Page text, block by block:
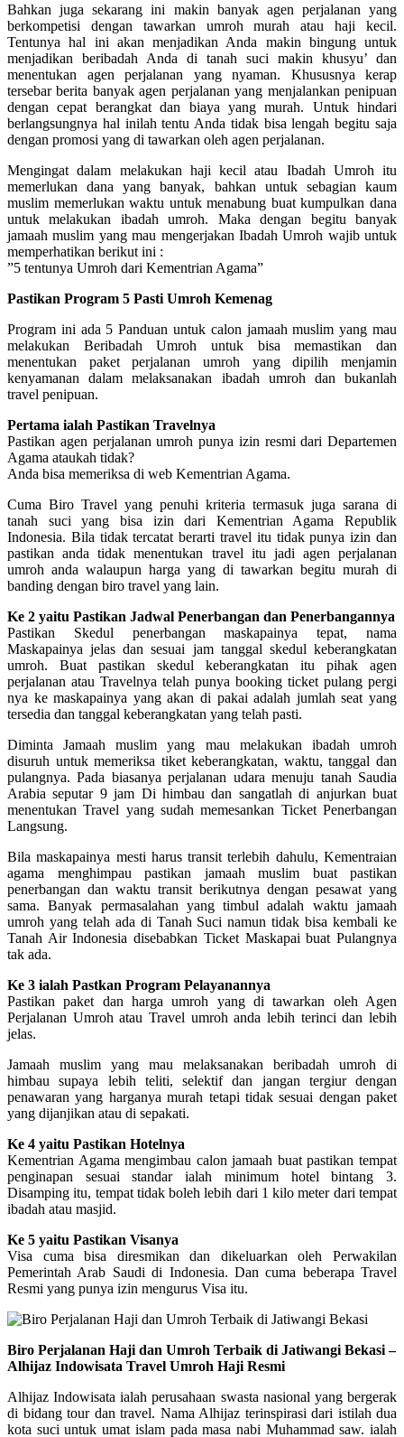
Bahkan juga sekarang ini makin banyak agen perjalanan yang
berkompetisi dengan tawarkan umroh murah atau haji kecil.
Tentunya hal ini akan menjadikan Anda makin bingung untuk
menjadikan beribadah Anda di tanah suci makin khusyu’ dan
menentukan agen perjalanan yang nyaman. Khususnya kerap
tersebar berita banyak agen perjalanan yang menjalankan penipuan
dengan cepat berangkat dan biaya yang murah. Untuk hindari
berlangsungnya hal inilah tentu Anda tidak bisa lengah begitu saja
dengan promosi yang di tawarkan oleh agen perjalanan.
Mengingat dalam melakukan haji kecil atau Ibadah Umroh itu
memerlukan dana yang banyak, bahkan untuk sebagian kaum
muslim memerlukan waktu untuk menabung buat kumpulkan dana
untuk melakukan ibadah umroh. Maka dengan begitu banyak
jamaah muslim yang mau mengerjakan Ibadah Umroh wajib untuk
memperhatikan berikut ini :
”5 tentunya Umroh dari Kementrian Agama”
Pastikan Program 5 Pasti Umroh Kemenag
Program ini ada 5 Panduan untuk calon jamaah muslim yang mau
melakukan Beribadah Umroh untuk bisa memastikan dan
menentukan paket perjalanan umroh yang dipilih menjamin
kenyamanan dalam melaksanakan ibadah umroh dan bukanlah
travel penipuan.
Pertama ialah Pastikan Travelnya
Pastikan agen perjalanan umroh punya izin resmi dari Departemen
Agama ataukah tidak?
Anda bisa memeriksa di web Kementrian Agama.
Cuma Biro Travel yang penuhi kriteria termasuk juga sarana di
tanah suci yang bisa izin dari Kementrian Agama Republik
Indonesia. Bila tidak tercatat berarti travel itu tidak punya izin dan
pastikan anda tidak menentukan travel itu jadi agen perjalanan
umroh anda walaupun harga yang di tawarkan begitu murah di
banding dengan biro travel yang lain.
Ke 2 yaitu Pastikan Jadwal Penerbangan dan Penerbangannya
Pastikan Skedul penerbangan maskapainya tepat, nama
Maskapainya jelas dan sesuai jam tanggal skedul keberangkatan
umroh. Buat pastikan skedul keberangkatan itu pihak agen
perjalanan atau Travelnya telah punya booking ticket pulang pergi
nya ke maskapainya yang akan di pakai adalah jumlah seat yang
tersedia dan tanggal keberangkatan yang telah pasti.
Diminta Jamaah muslim yang mau melakukan ibadah umroh
disuruh untuk memeriksa tiket keberangkatan, waktu, tanggal dan
pulangnya. Pada biasanya perjalanan udara menuju tanah Saudia
Arabia seputar 9 jam Di himbau dan sangatlah di anjurkan buat
menentukan Travel yang sudah memesankan Ticket Penerbangan
Langsung.
Bila maskapainya mesti harus transit terlebih dahulu, Kementraian
agama menghimpau pastikan jamaah muslim buat pastikan
penerbangan dan waktu transit berikutnya dengan pesawat yang
sama. Banyak permasalahan yang timbul adalah waktu jamaah
umroh yang telah ada di Tanah Suci namun tidak bisa kembali ke
Tanah Air Indonesia disebabkan Ticket Maskapai buat Pulangnya
tak ada.
Ke 3 ialah Pastkan Program Pelayanannya
Pastikan paket dan harga umroh yang di tawarkan oleh Agen
Perjalanan Umroh atau Travel umroh anda lebih terinci dan lebih
jelas.
Jamaah muslim yang mau melaksanakan beribadah umroh di
himbau supaya lebih teliti, selektif dan jangan tergiur dengan
penawaran yang harganya murah tetapi tidak sesuai dengan paket
yang dijanjikan atau di sepakati.
Ke 4 yaitu Pastikan Hotelnya
Kementrian Agama mengimbau calon jamaah buat pastikan tempat
penginapan sesuai standar ialah minimum hotel bintang 3.
Disamping itu, tempat tidak boleh lebih dari 1 kilo meter dari tempat
ibadah atau masjid.
Ke 5 yaitu Pastikan Visanya
Visa cuma bisa diresmikan dan dikeluarkan oleh Perwakilan
Pemerintah Arab Saudi di Indonesia. Dan cuma beberapa Travel
Resmi yang punya izin mengurus Visa itu.
Biro Perjalanan Haji dan Umroh Terbaik di Jatiwangi Bekasi –
Alhijaz Indowisata Travel Umroh Haji Resmi
Alhijaz Indowisata ialah perusahaan swasta nasional yang bergerak
di bidang tour dan travel. Nama Alhijaz terinspirasi dari istilah dua
kota suci untuk umat islam pada masa nabi Muhammad saw. ialah